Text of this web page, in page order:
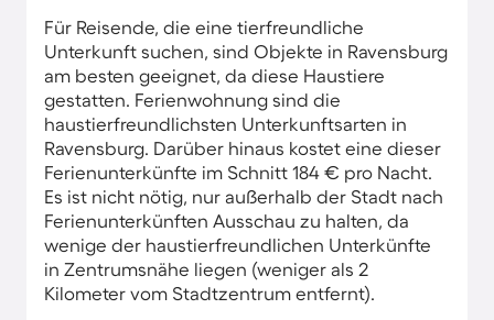
Für Reisende, die eine tierfreundliche
Unterkunft suchen, sind Objekte in Ravensburg
am besten geeignet, da diese Haustiere
gestatten. Ferienwohnung sind die
haustierfreundlichsten Unterkunftsarten in
Ravensburg. Darüber hinaus kostet eine dieser
Ferienunterkünfte im Schnitt 184 € pro Nacht.
Es ist nicht nötig, nur außerhalb der Stadt nach
Ferienunterkünften Ausschau zu halten, da
wenige der haustierfreundlichen Unterkünfte
in Zentrumsnähe liegen (weniger als 2
Kilometer vom Stadtzentrum entfernt).